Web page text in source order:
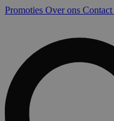
Promoties Over ons Contact